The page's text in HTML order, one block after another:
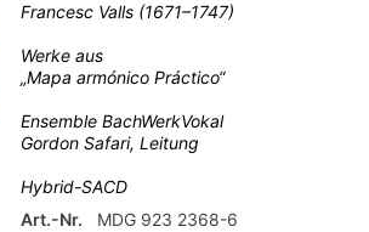
Francesc Valls (1671–1747)
Werke aus
„Mapa armónico Práctico“
Ensemble BachWerkVokal
Gordon Safari, Leitung
Hybrid-SACD
Art.-Nr.
MDG 923 2368-6